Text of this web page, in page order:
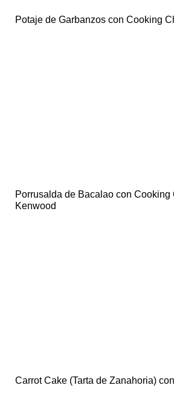
Potaje de Garbanzos con Cooking
Porrusalda de Bacalao con Cooking
Kenwood
Carrot Cake (Tarta de Zanahoria)